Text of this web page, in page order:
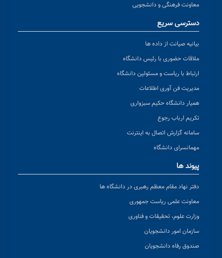
معاونت فرهنگی و دانشجویی
دسترسی سریع
بیانیه صیانت از داده ها
ملاقات حضوری با رئیس دانشگاه
ارتباط با ریاست و مسئولین دانشگاه
مدیریت فن آوری اطلاعات
همیار دانشگاه حکیم سبزواری
تکریم ارباب رجوع
سامانه گزارش اتصال به اینترنت
مهمانسرای دانشگاه
پیوند ها
دفتر نهاد مقام معظم رهبری در دانشگاه ها
معاونت علمی ریاست جمهوری
وزارت علوم، تحقیقات و فناوری
سازمان امور دانشجویان
صندوق رفاه دانشجویان